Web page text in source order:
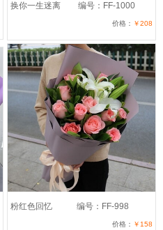
换你一生迷离 编号：FF-1000
价格： ￥208
粉红色回忆 编号：FF-998
价格： ￥158